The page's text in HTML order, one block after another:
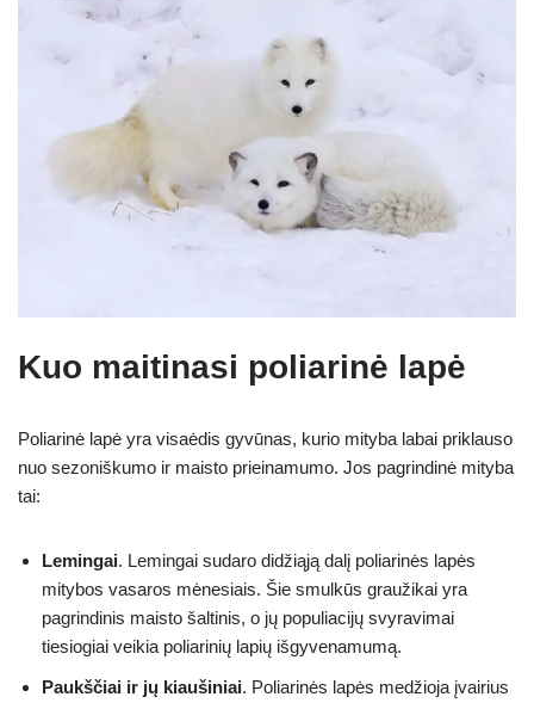
Kuo maitinasi poliarinė lapė
Poliarinė lapė yra visaėdis gyvūnas, kurio mityba labai priklauso
nuo sezoniškumo ir maisto prieinamumo. Jos pagrindinė mityba
tai:
Lemingai. Lemingai sudaro didžiąją dalį poliarinės lapės
mitybos vasaros mėnesiais. Šie smulkūs graužikai yra
pagrindinis maisto šaltinis, o jų populiacijų svyravimai
tiesiogiai veikia poliarinių lapių išgyvenamumą.
Paukščiai ir jų kiaušiniai. Poliarinės lapės medžioja įvairius